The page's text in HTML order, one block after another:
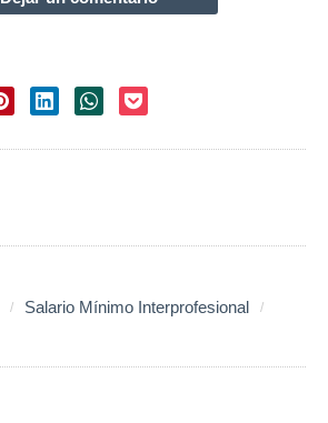
Salario Mínimo Interprofesional